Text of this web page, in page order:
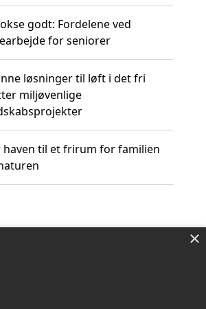
godt: Fordelene ved
for seniorer
løsninger til løft i det fri
miljøvenlige
haven til et frirum for familien
×